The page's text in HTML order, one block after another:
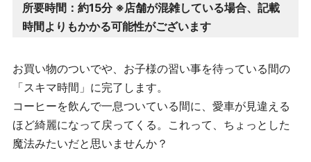
所要時間：約15分 ※店舗が混雑している場合、記載
時間よりもかかる可能性がございます
お買い物のついでや、お子様の習い事を待っている間の
「スキマ時間」に完了します。
コーヒーを飲んで一息ついている間に、愛車が見違える
ほど綺麗になって戻ってくる。これって、ちょっとした
魔法みたいだと思いませんか？